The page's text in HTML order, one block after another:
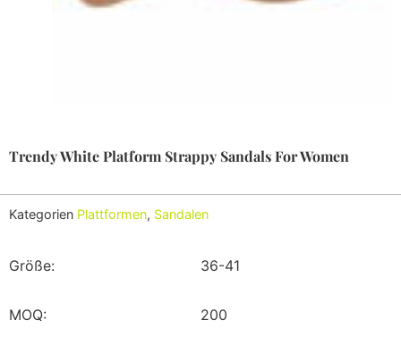
Trendy White Platform Strappy Sandals For Women
Kategorien Plattformen, Sandalen
Größe: 36-41
MOQ: 200